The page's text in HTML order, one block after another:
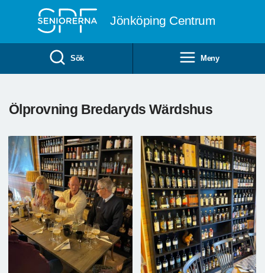
Jönköping Centrum
Sök Meny
Ölprovning Bredaryds Wärdshus